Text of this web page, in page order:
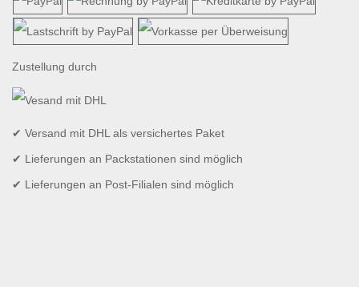
Zustellung durch
✔ Versand mit DHL als versichertes Paket
✔ Lieferungen an Packstationen sind möglich
✔ Lieferungen an Post-Filialen sind möglich